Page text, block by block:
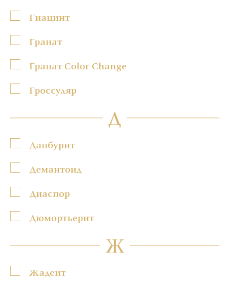
Гиацинт
Гранат
Гранат Color Change
Гроссуляр
Д
Данбурит
Демантоид
Диаспор
Дюмортьерит
Ж
Жадеит